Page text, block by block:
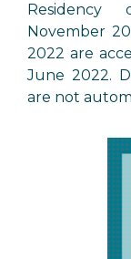
November
2022 are
June 2022.
are not